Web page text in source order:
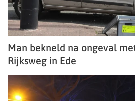
Man bekneld na ongeval
Rijksweg in Ede